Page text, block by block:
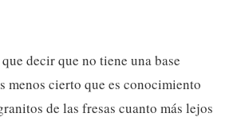
decir que no tiene una base
menos cierto que es conocimiento
de las fresas cuanto más lejos